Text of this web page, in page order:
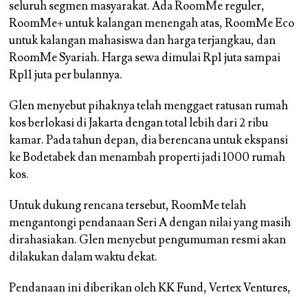
seluruh segmen masyarakat. Ada RoomMe reguler,
RoomMe+ untuk kalangan menengah atas, RoomMe Eco
untuk kalangan mahasiswa dan harga terjangkau, dan
RoomMe Syariah. Harga sewa dimulai Rp1 juta sampai
Rp11 juta per bulannya.
Glen menyebut pihaknya telah menggaet ratusan rumah
kos berlokasi di Jakarta dengan total lebih dari 2 ribu
kamar. Pada tahun depan, dia berencana untuk ekspansi
ke Bodetabek dan menambah properti jadi 1000 rumah
kos.
Untuk dukung rencana tersebut, RoomMe telah
mengantongi pendanaan Seri A dengan nilai yang masih
dirahasiakan. Glen menyebut pengumuman resmi akan
dilakukan dalam waktu dekat.
Pendanaan ini diberikan oleh KK Fund, Vertex Ventures,